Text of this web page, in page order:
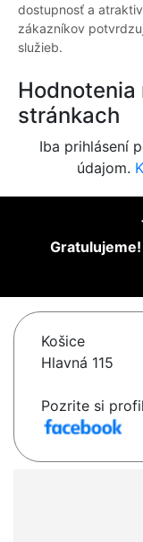
dostupnosť a
zákazníkov
služieb.
stránkach
Iba prihlásení
údajom.
Gratulujeme!
Košice
Hlavná 115
Pozrite si